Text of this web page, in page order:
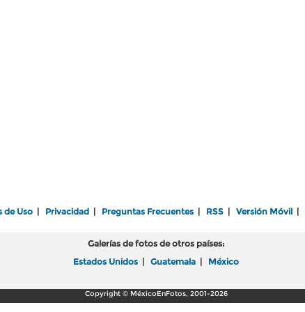
de Uso Privacidad Preguntas Frecuentes RSS Versión Móvil
Galerías de fotos de otros países:
Estados Unidos
Guatemala México
Copyright © MéxicoEnFotos, 2001-2026